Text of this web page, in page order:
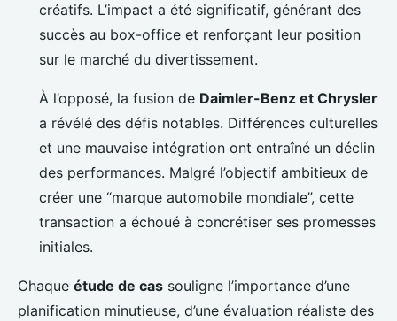
créatifs. L’impact a été significatif, générant des
succès au box-office et renforçant leur position
sur le marché du divertissement.
À l’opposé, la fusion de Daimler-Benz et Chrysler
a révélé des défis notables. Différences culturelles
et une mauvaise intégration ont entraîné un déclin
des performances. Malgré l’objectif ambitieux de
créer une “marque automobile mondiale”, cette
transaction a échoué à concrétiser ses promesses
initiales.
Chaque étude de cas souligne l’importance d’une
planification minutieuse, d’une évaluation réaliste des